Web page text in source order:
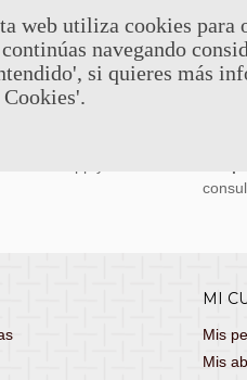
artículos de
históricas de
una gran variedad de
precios. Si no
danos un toque
Whatsapp y te lo
MI
Mis
Mis
web utiliza cookies para
navegando
si quieres más
Cookies'.